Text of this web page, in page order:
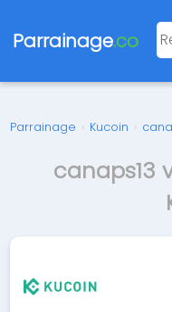
Parrainage.co
Parrainage › Kucoin ›
canaps13